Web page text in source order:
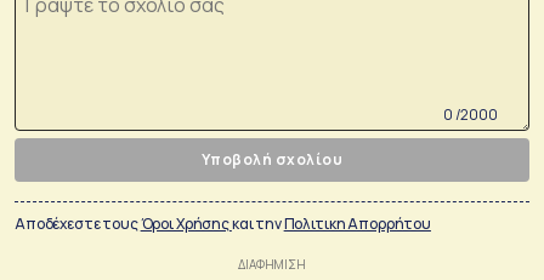
0 /2000
Υποβολή σχολίου
Αποδέχεστε τουςΌροι Χρήσηςκαι τηνΠολιτικη Απορρήτου